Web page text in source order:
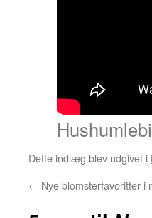
Dette indlæg blev udgivet i
← Nye blomsterfavoritter i